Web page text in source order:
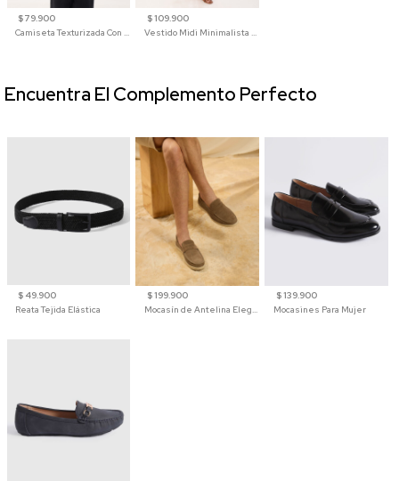
$ 79.900
Camiseta Texturizada Con Cuello En V Para Mujer
$ 109.900
Vestido Midi Minimalista De Silueta Amplia
$ 49.900
Reata Tejida Elástica
$ 199.900
Mocasín de Antelina Elegante con Suela de Contraste Para Hombre
$ 139.900
Mocasines Para Mujer
Encuentra El Complemento Perfecto